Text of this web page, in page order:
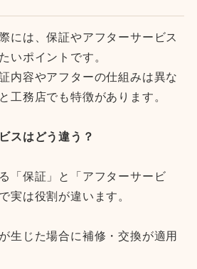
には、保証やアフターサービス
いポイントです。
内容やアフターの仕組みは異な
工務店でも特徴があります。
スはどう違う？
「保証」と「アフターサービ
実は役割が違います。
生じた場合に補修・交換が適用